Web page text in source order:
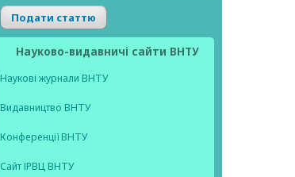
Подати статтю
Науково-видавничі сайти ВНТУ
Наукові журнали ВНТУ
Видавництво ВНТУ
Конференції ВНТУ
Сайт ІРВЦ ВНТУ